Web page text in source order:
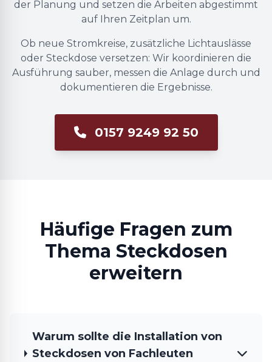
der Planung und setzen die Arbeiten abgestimmt
auf Ihren Zeitplan um.
Ob neue Stromkreise, zusätzliche Lichtauslässe
oder Steckdose versetzen: Wir koordinieren die
Ausführung sauber, messen die Anlage durch und
dokumentieren die Ergebnisse.
0157 9249 92 50
Häufige Fragen zum
Thema Steckdosen
erweitern
Warum sollte die Installation von
Steckdosen von Fachleuten